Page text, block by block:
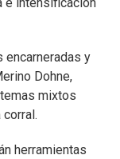
e intensificación
encarneradas y
Dohne,
mixtos
herramientas